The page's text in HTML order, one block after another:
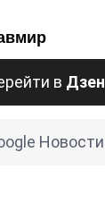
в Дзен
Новости